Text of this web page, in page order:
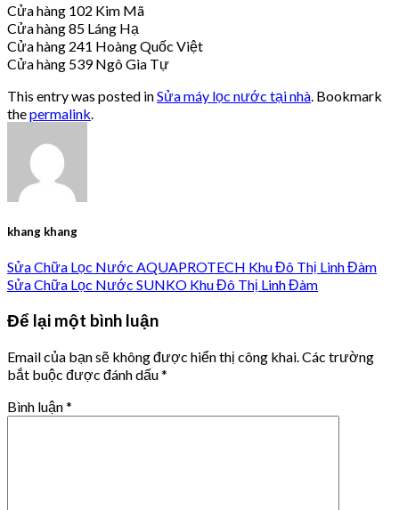
Cửa hàng 102 Kim Mã
Cửa hàng 85 Láng Hạ
Cửa hàng 241 Hoàng Quốc Việt
Cửa hàng 539 Ngô Gia Tự
This entry was posted inSửa máy lọc nước tại nhà . Bookmark
thepermalink
khang khang
Sửa Chữa Lọc Nước AQUAPROTECH Khu Đô Thị Linh Đàm
Sửa Chữa Lọc Nước SUNKO Khu Đô Thị Linh Đàm
Để lại một bình luận
Email của bạn sẽ không được hiển thị công khai. Các trường
bắt buộc được đánh dấu*
Bình luận*